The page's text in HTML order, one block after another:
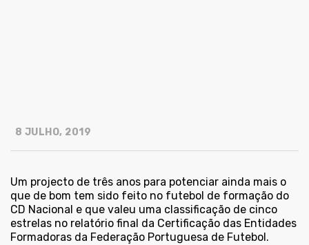
8 JULHO, 2019
Um projecto de três anos para potenciar ainda mais o
que de bom tem sido feito no futebol de formação do
CD Nacional e que valeu uma classificação de cinco
estrelas no relatório final da Certificação das Entidades
Formadoras da Federação Portuguesa de Futebol.